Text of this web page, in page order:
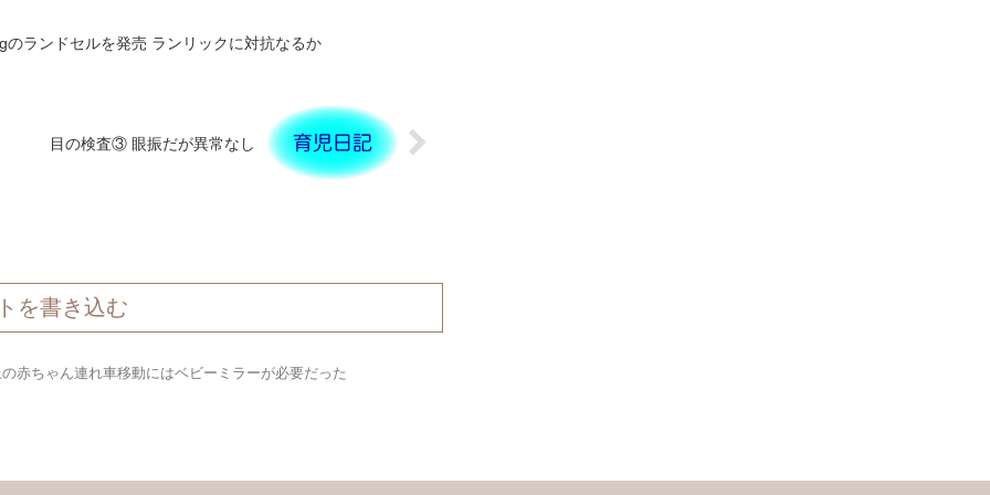
ランドセルを発売 ランリックに対抗なるか
目の検査③ 眼振だが異常なし
を書き込む
赤ちゃん連れ車移動にはベビーミラーが必要だった